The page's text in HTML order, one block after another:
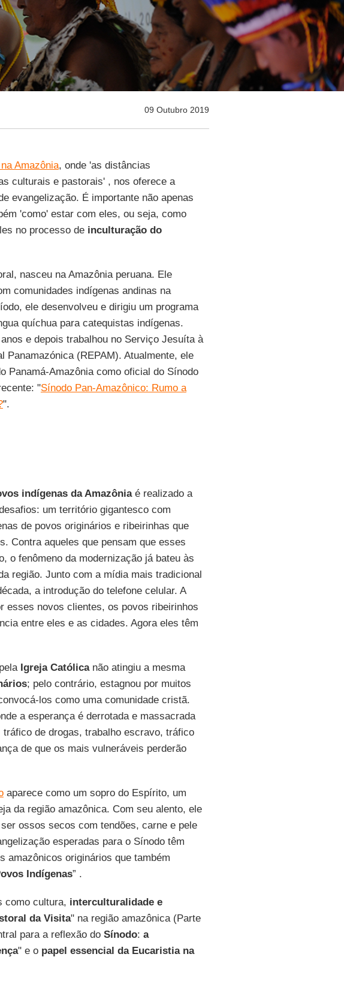
09 Outubro 2019
Amazônia, onde 'as distâncias
culturais e pastorais' , nos oferece a
evangelização. É importante não apenas
'como' estar com eles, ou seja, como
no processo de inculturação do
nasceu na Amazônia peruana. Ele
comunidades indígenas andinas na
ele desenvolveu e dirigiu um programa
quíchua para catequistas indígenas.
e depois trabalhou no Serviço Jesuíta à
Panamazónica (REPAM). Atualmente, ele
Panamá-Amazônia como oficial do Sínodo
"Sínodo Pan-Amazônico: Rumo a
".
indígenas da Amazôniaé realizado a
um território gigantesco com
de povos originários e ribeirinhas que
Contra aqueles que pensam que esses
o fenômeno da modernização já bateu às
região. Junto com a mídia mais tradicional
a introdução do telefone celular. A
esses novos clientes, os povos ribeirinhos
entre eles e as cidades. Agora eles têm
Igreja Católicanão atingiu a mesma
; pelo contrário, estagnou por muitos
los como uma comunidade cristã.
a esperança é derrotada e massacrada
de drogas, trabalho escravo, tráfico
de que os mais vulneráveis perderão
aparece como um sopro do Espírito, um
da região amazônica. Com seu alento, ele
ossos secos com tendões, carne e pele
esperadas para o Sínodo têm
amazônicos originários que também
Indígenas” .
como cultura, interculturalidade e
da Visita" na região amazônica (Parte
para a reflexão do Sínodo: a
" e o papel essencial da Eucaristia na